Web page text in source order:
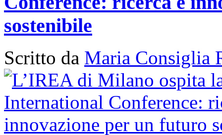
sostenibile
Scritto da Maria Consiglia